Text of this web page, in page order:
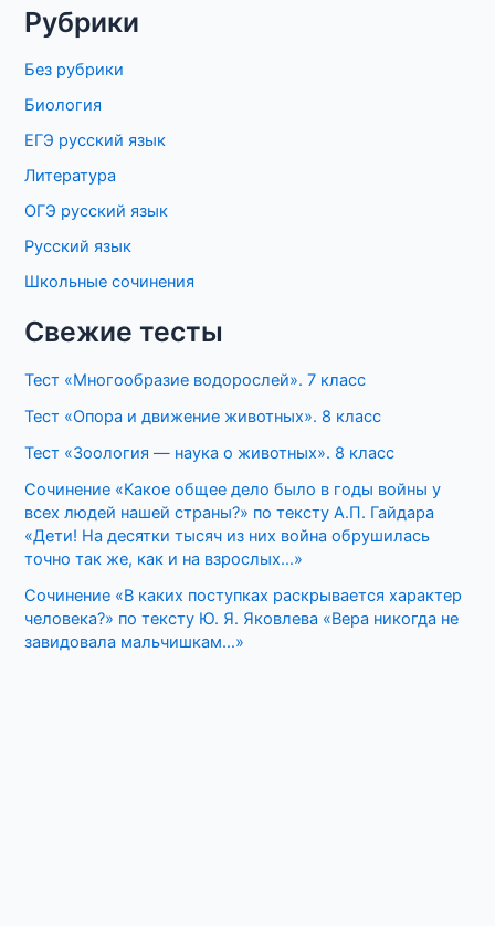
Рубрики
Без рубрики
Биология
ЕГЭ русский язык
Литература
ОГЭ русский язык
Русский язык
Школьные сочинения
Свежие тесты
Тест «Многообразие водорослей». 7 класс
Тест «Опора и движение животных». 8 класс
Тест «Зоология — наука о животных». 8 класс
Сочинение «Какое общее дело было в годы войны у
всех людей нашей страны?» по тексту А.П. Гайдара
«Дети! На десятки тысяч из них война обрушилась
точно так же, как и на взрослых…»
Сочинение «В каких поступках раскрывается характер
человека?» по тексту Ю. Я. Яковлева «Вера никогда не
завидовала мальчишкам…»